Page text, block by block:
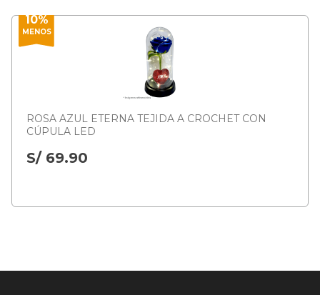
10%
MENOS
ROSA AZUL ETERNA TEJIDA A CROCHET CON
CÚPULA LED
S/ 69.90